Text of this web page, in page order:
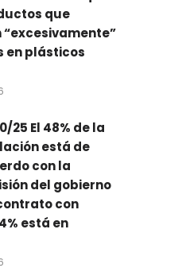
que
en plásticos
25 El 48% de la
está de
con la
del gobierno
con
está en